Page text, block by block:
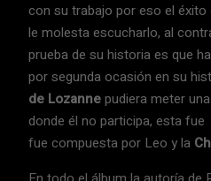
con su trabajo por eso el éxito
le molesta escucharlo, al
prueba de su historia es que
por segunda ocasión en su
de Lozannepudiera meter
donde él no participa, esta fue
fue compuesta por Leo y la